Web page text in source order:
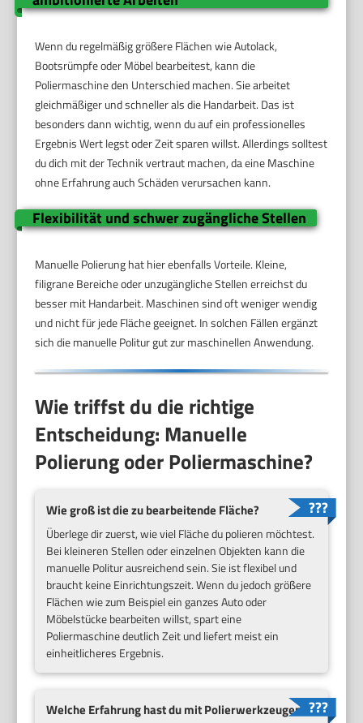
Wenn du regelmäßig größere Flächen wie Autolack,
Bootsrümpfe oder Möbel bearbeitest, kann die
Poliermaschine den Unterschied machen. Sie arbeitet
gleichmäßiger und schneller als die Handarbeit. Das ist
besonders dann wichtig, wenn du auf ein professionelles
Ergebnis Wert legst oder Zeit sparen willst. Allerdings solltest
du dich mit der Technik vertraut machen, da eine Maschine
ohne Erfahrung auch Schäden verursachen kann.
Flexibilität und schwer zugängliche Stellen
Manuelle Polierung hat hier ebenfalls Vorteile. Kleine,
filigrane Bereiche oder unzugängliche Stellen erreichst du
besser mit Handarbeit. Maschinen sind oft weniger wendig
und nicht für jede Fläche geeignet. In solchen Fällen ergänzt
sich die manuelle Politur gut zur maschinellen Anwendung.
Wie triffst du die richtige
Entscheidung: Manuelle
Polierung oder Poliermaschine?
Wie groß ist die zu bearbeitende Fläche?
Überlege dir zuerst, wie viel Fläche du polieren möchtest.
Bei kleineren Stellen oder einzelnen Objekten kann die
manuelle Politur ausreichend sein. Sie ist flexibel und
braucht keine Einrichtungszeit. Wenn du jedoch größere
Flächen wie zum Beispiel ein ganzes Auto oder
Möbelstücke bearbeiten willst, spart eine
Poliermaschine deutlich Zeit und liefert meist ein
einheitlicheres Ergebnis.
Welche Erfahrung hast du mit Polierwerkzeugen?